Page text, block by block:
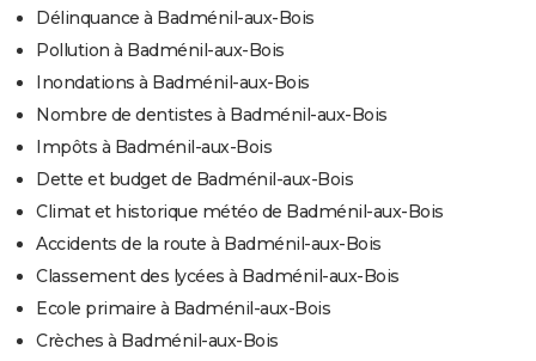
Délinquance à Badménil-aux-Bois
Pollution à Badménil-aux-Bois
Inondations à Badménil-aux-Bois
Nombre de dentistes à Badménil-aux-Bois
Impôts à Badménil-aux-Bois
Dette et budget de Badménil-aux-Bois
Climat et historique météo de Badménil-aux-Bois
Accidents de la route à Badménil-aux-Bois
Classement des lycées à Badménil-aux-Bois
Ecole primaire à Badménil-aux-Bois
Crèches à Badménil-aux-Bois